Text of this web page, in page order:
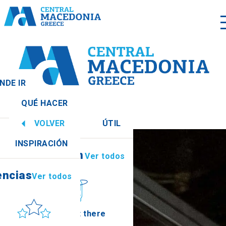
IR
QUÉ HACER
VOLVER ÚTIL
Información Ver todos
How to get there
INSPIRACIÓN
Ver todos